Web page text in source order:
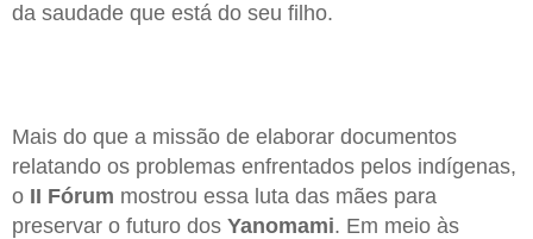
da saudade que está do seu filho.
Mais do que a missão de elaborar documentos
relatando os problemas enfrentados pelos indígenas,
o II Fórum mostrou essa luta das mães para
preservar o futuro dos Yanomami. Em meio às